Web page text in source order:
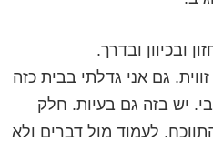
ובכיוון ובדרך.
גם אני גדלתי בבית כזה
יש בזה גם בעיות. חלק
לעמוד מול דברים ולא